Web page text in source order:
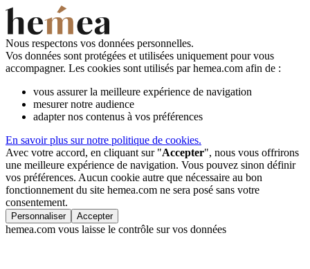
Nous respectons vos données personnelles.
Vos données sont protégées et utilisées uniquement pour vous
accompagner. Les cookies sont utilisés par hemea.com afin de :
vous assurer la meilleure expérience de navigation
mesurer notre audience
adapter nos contenus à vos préférences
En savoir plus sur notre politique de cookies.
Avec votre accord, en cliquant sur "Accepter", nous vous offrirons
une meilleure expérience de navigation. Vous pouvez sinon définir
vos préférences. Aucun cookie autre que nécessaire au bon
fonctionnement du site hemea.com ne sera posé sans votre
consentement.
Personnaliser Accepter
hemea.com vous laisse le contrôle sur vos données